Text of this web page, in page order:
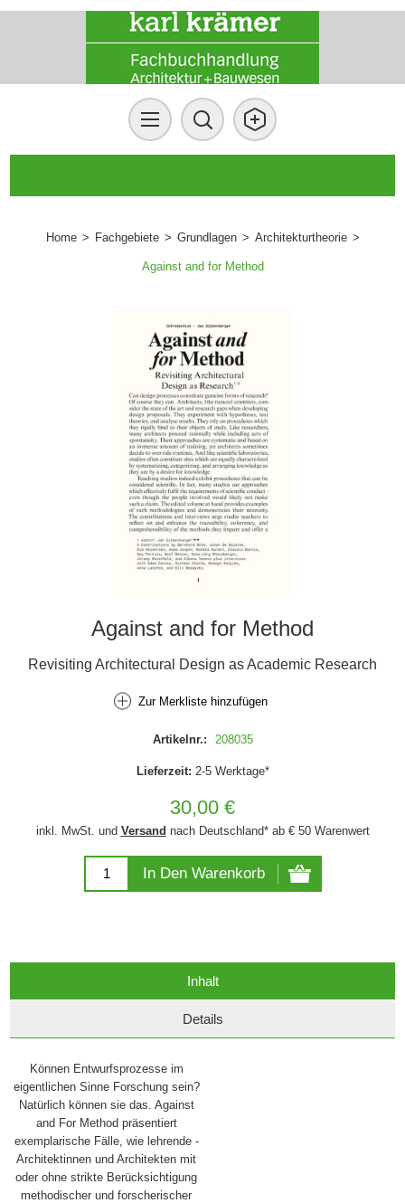
Home > Fachgebiete > Grundlagen > Architekturtheorie >
Against and for Method
Against and for Method
Revisiting Architectural Design as Academic Research
Zur Merkliste hinzufügen
Artikelnr.: 208035
Lieferzeit: 2-5 Werktage*
30,00 €
inkl. MwSt. und Versand nach Deutschland* ab € 50 Warenwert
In Den Warenkorb
Inhalt
Details
Können Entwurfsprozesse im
eigentlichen Sinne Forschung sein?
Natürlich können sie das. Against
and For Method präsentiert
exemplarische Fälle, wie lehrende ­
Architektinnen und Architekten mit
oder ohne strikte Berücksichtigung
methodi­scher und forscherischer